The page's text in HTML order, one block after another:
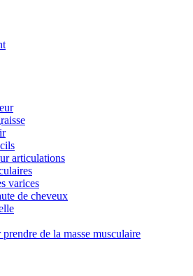
articulations
varices
de cheveux
de la masse musculaire